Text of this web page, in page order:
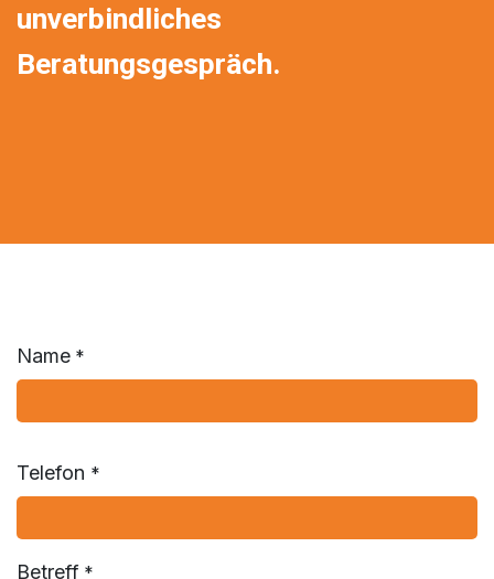
unverbindliches
Beratungsgespräch.
Name *
Telefon *
Betreff *